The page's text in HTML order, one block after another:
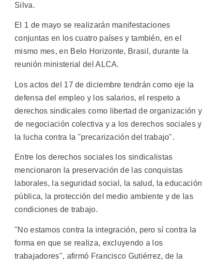
Silva.
El 1 de mayo se realizarán manifestaciones
conjuntas en los cuatro países y también, en el
mismo mes, en Belo Horizonte, Brasil, durante la
reunión ministerial del ALCA.
Los actos del 17 de diciembre tendrán como eje la
defensa del empleo y los salarios, el respeto a
derechos sindicales como libertad de organización y
de negociación colectiva y a los derechos sociales y
la lucha contra la "precarización del trabajo".
Entre los derechos sociales los sindicalistas
mencionaron la preservación de las conquistas
laborales, la seguridad social, la salud, la educación
pública, la protección del medio ambiente y de las
condiciones de trabajo.
"No estamos contra la integración, pero sí contra la
forma en que se realiza, excluyendo a los
trabajadores", afirmó Francisco Gutiérrez, de la